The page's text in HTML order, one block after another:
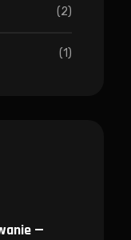
(2)
(1)
—